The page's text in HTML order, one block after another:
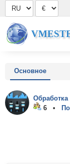
Основное
Обработка
6 •